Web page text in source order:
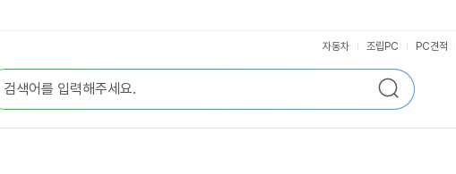
검
색
자동차 조립PC PC견적